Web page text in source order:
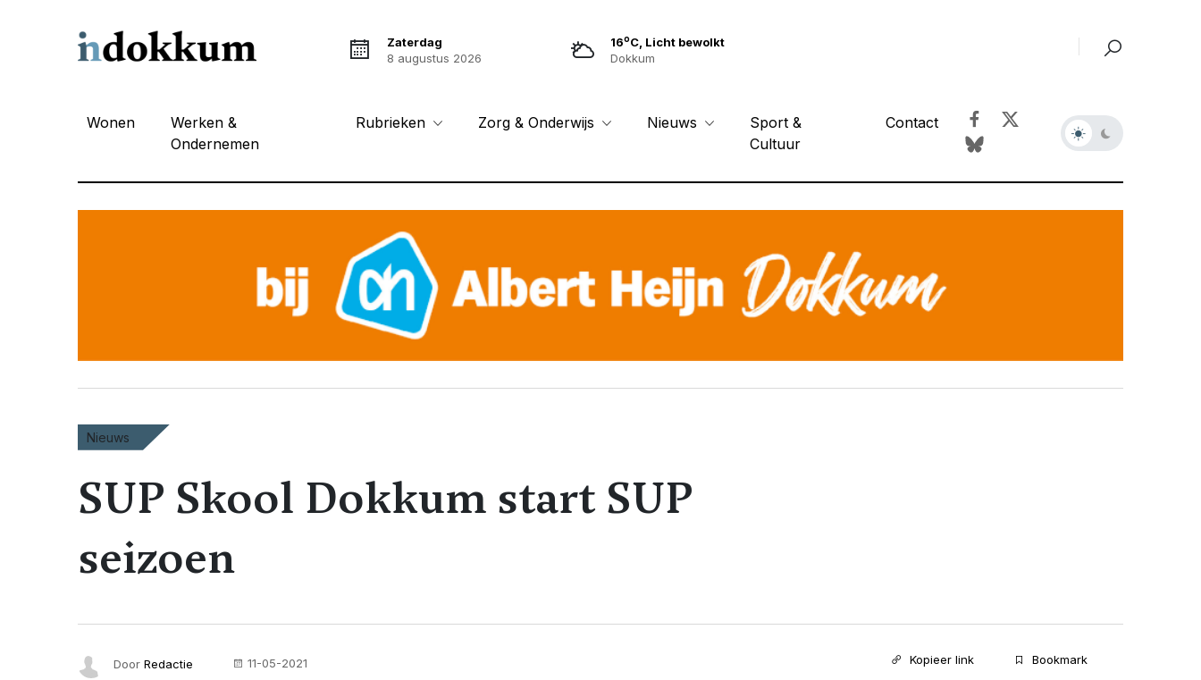
Zaterdag
8 augustus 2026
16oC, Licht bewolkt
Dokkum
Wonen
Werken &
Ondernemen
Rubrieken Zorg & Onderwijs Nieuws
Sport &
Cultuur
Contact
Nieuws
SUP Skool Dokkum start SUP
seizoen
Door Redactie 11-05-2021 Kopieer link Bookmark